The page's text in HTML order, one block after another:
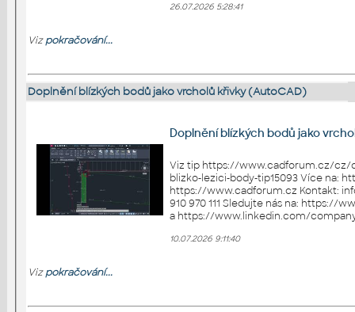
26.07.2026 5:28:41
Vizpokračování...
Doplnění blízkých bodů jako vrcholů křivky (AutoCAD)
Doplnění blízkých bodů jako
Viz tip https://www.cadforum.cz/cz/
blizko-lezici-body-tip15093 Více na: https://arkance.world a
https://www.cadforum.cz Kontakt: info.cz@arkance.world - tel. +420
910 970 111 Sledujte nás na: https://www.facebook.com/ArkanceCZ
10.07.2026 9:11:40
Vizpokračování...